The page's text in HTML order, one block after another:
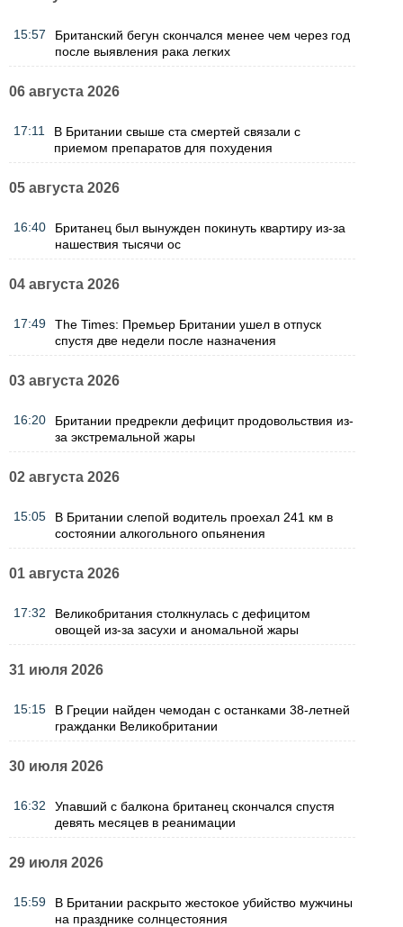
15:57
Британский бегун скончался менее чем через год
после выявления рака легких
06 августа 2026
17:11
В Британии свыше ста смертей связали с
приемом препаратов для похудения
05 августа 2026
16:40
Британец был вынужден покинуть квартиру из-за
нашествия тысячи ос
04 августа 2026
17:49
The Times: Премьер Британии ушел в отпуск
спустя две недели после назначения
03 августа 2026
16:20
Британии предрекли дефицит продовольствия из-
за экстремальной жары
02 августа 2026
15:05
В Британии слепой водитель проехал 241 км в
состоянии алкогольного опьянения
01 августа 2026
17:32
Великобритания столкнулась с дефицитом
овощей из-за засухи и аномальной жары
31 июля 2026
15:15
В Греции найден чемодан с останками 38-летней
гражданки Великобритании
30 июля 2026
16:32
Упавший с балкона британец скончался спустя
девять месяцев в реанимации
29 июля 2026
15:59
В Британии раскрыто жестокое убийство мужчины
на празднике солнцестояния